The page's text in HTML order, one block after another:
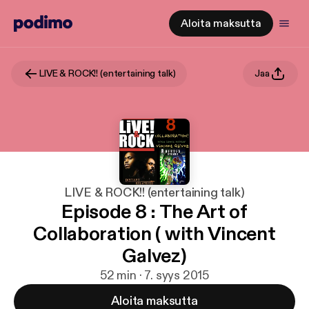
Aloita maksutta
LIVE & ROCK!! (entertaining talk) Jaa
LIVE & ROCK!! (entertaining talk)
Episode 8 : The Art of
Collaboration ( with Vincent
Galvez)
52 min · 7. syys 2015
Aloita maksutta